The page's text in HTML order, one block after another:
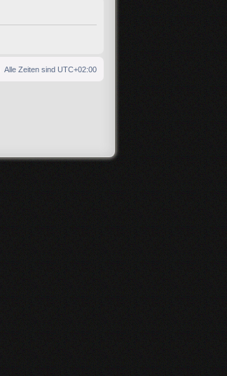
Alle Zeiten sind UTC+02:00